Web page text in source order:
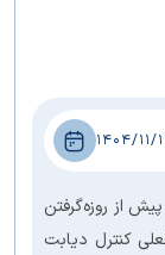
1404/11/
از روزه‌گرفتن
کنترل دیابت